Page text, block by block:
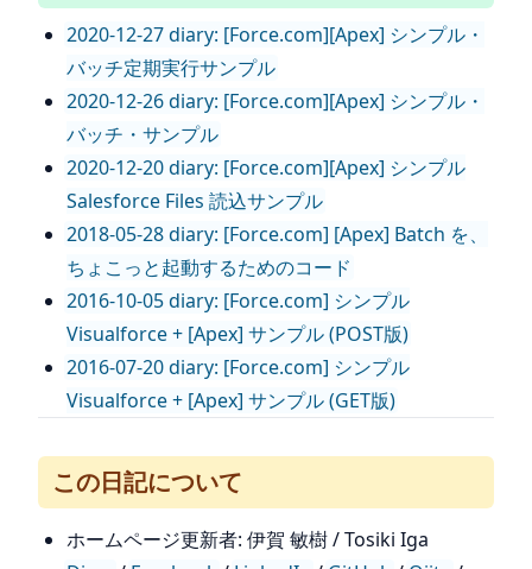
2020-12-27 diary: [Force.com][Apex] シンプル・
バッチ定期実行サンプル
2020-12-26 diary: [Force.com][Apex] シンプル・
バッチ・サンプル
2020-12-20 diary: [Force.com][Apex] シンプル
Salesforce Files 読込サンプル
2018-05-28 diary: [Force.com] [Apex] Batch を、
ちょこっと起動するためのコード
2016-10-05 diary: [Force.com] シンプル
Visualforce + [Apex] サンプル (POST版)
2016-07-20 diary: [Force.com] シンプル
Visualforce + [Apex] サンプル (GET版)
この日記について
ホームページ更新者: 伊賀 敏樹 / Tosiki Iga